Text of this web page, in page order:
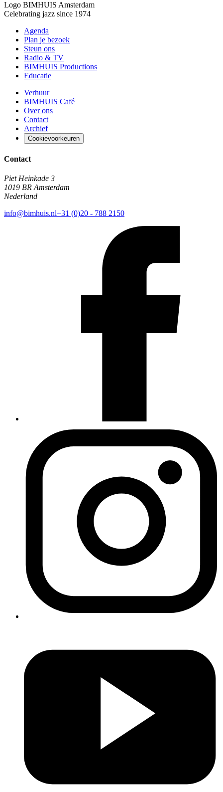
Logo BIMHUIS Amsterdam
Celebrating jazz since 1974
Agenda
Plan je bezoek
Steun ons
Radio & TV
BIMHUIS Productions
Educatie
Verhuur
BIMHUIS Café
Over ons
Contact
Archief
Cookievoorkeuren
Contact
Piet Heinkade 3
1019 BR Amsterdam
Nederland
info@bimhuis.nl+31 (0)20 - 788 2150